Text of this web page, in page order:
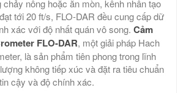
chảy nông hoặc ăn mòn, kênh nhân tạo
tới 20 ft/s, FLO-DAR đều cung cấp dữ
xác với độ nhất quán vô song. Cảm
FLO-DAR, một giải pháp Hach
là sản phẩm tiên phong trong lĩnh
không tiếp xúc và đặt ra tiêu chuẩn
cậy và độ chính xác.